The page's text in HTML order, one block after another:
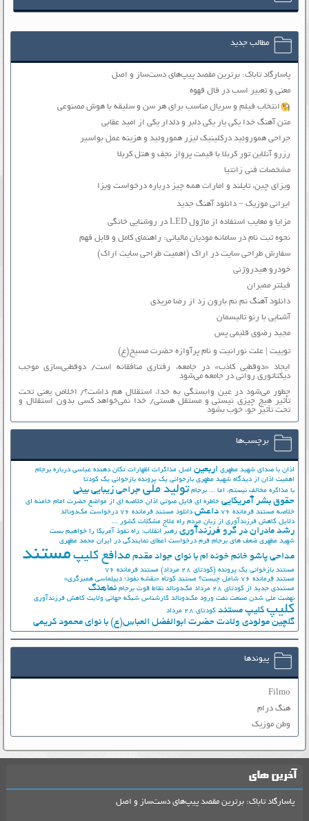
مطالب جدید
پاسارگاد تاباک: برترین مقصد پیپ‌های دست‌ساز و اصل
معنی و تعبیر اسب در فال قهوه
انتخاب فیلم و سریال مناسب برای هر سن و سلیقه با هوش مصنوعی
متن آهنگ خدا یکی یار یکی دلبر و دلدار یکی از امید عقابی
جراحی هموروئید درکلینیک لیزر هموروئید و هزینه عمل بواسیر
رزرو آنلاین تور کربلا با قیمت پرواز نجف و هتل کربلا
مشخصات فنی زانتیا
ویزای چین، تایلند و امارات همه چیز درباره درخواست ویزا
ایرانی موزیک – دانلود آهنگ جدید
مزایا و معایب استفاده از ماژول LED در روشنایی خانگی
نحوه ثبت نام در سامانه مودیان مالیاتی: راهنمای کامل و قابل فهم
سفارش طراحی سایت در اراک (اهمیت طراحی سایت اراک)
خودرو هیدروژنی
فیلتر ممبران
دانلود آهنگ نم نم بارون زد از رضا مریدی
آشنایی با رنو تالیسمان
مجید رضوی قلبمی پس
توییت | علت نورانیت و نام پرآوازه حضرت مسیح(ع)
ایجاد «دوقطبی کاذب» در جامعه، رفتاری منافقانه است/ دوقطبی‌سازی موجب
دیکتاتوری روانی در جامعه می‌شود
چطور می‌شود در عین وابستگی به خدا، استقلال هم داشت؟/ اخلاص یعنی تحت
تأثیر هیچ چیزی نیستی و مستقل هستی/ خدا نمی‌خواهد کسی بدون استقلال و
تحت تأثیر جوّ، خوب بشود
برچسب‌ها
اذان با صدای شهید مطهری اربعین اصل مذاکرات اظهارات تکان دهنده عباسی درباره برجام
اهمیت اذان از دیدگاه شهید مطهری بازخوانی یک پرونده بازخوانی یک کودتا
با مذاکره مخالف نیستم، اما ... برجام تولید ملی جراحی زیبایی بینی
حقوق بشر آمریکایی خاطره ای فایل صوتی اذان خلاصه ای از مواضع حضرت امام خامنه ای
خلاصه مستند فرمانده 76
داعش دانلود مستند فرمانده 76
درخواست مک‌دونالد
دلایل کاهش فرزندآوری از زبان مردم راه علاج مشکلات کشور ...
رشد مادران در گرو فرزندآوری رهبر انقلاب: راه نفوذ آمریکا را خواهیم بست
شهید مطهری ضعف های برجام فرم درخواست اعطای نمایندگی در ایران محمد مطهری
مداحی پاشو خانم خونه ام با نوای جواد مقدم مدافع کلیپ مستند
مستند بازخوانی یک پرونده (کودتای 28 مرداد)
مستند فرمانده 76
مستند فرمانده 76 شامل چیست؟
مستند کوتاه «نقشه نفوذ؛ دیپلماسی همبرگری»
مستندی جدید از کودتای 28 مرداد
مک‌دونالد نقاط قوت برجام نماهنگ
نهضت ملي شدن صنعت نفت ورود مک‌دونالد کارشناس شبکه جهانی ولایت کاهش فرزندآوری
کلیپ کلیپ مستند کودتای 28 مرداد
گلچین مولودی ولادت حضرت ابوالفضل العباس(ع) با نوای محمود کریمی
پیوندها
Filmo
هنگ درام
وطن موزیک
آخرین های
پاسارگاد تاباک: برترین مقصد پیپ‌های دست‌ساز و اصل